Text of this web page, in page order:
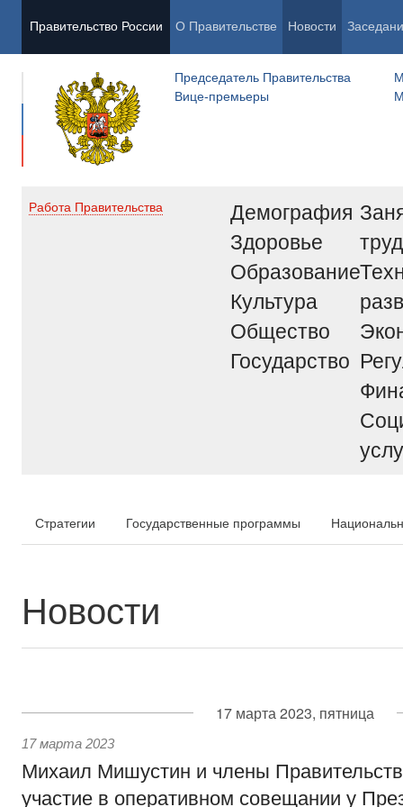
Правительство России О Правительстве Новости
Председатель Правительства
Вице-премьеры
Работа Правительства
Демография
Здоровье
Образование
Культура
Общество
Государство
труд
Стратегии Государственные программы
Новости
17 марта 2023, пятница
17 марта 2023
Михаил Мишустин и члены
участие в оперативном совещании у